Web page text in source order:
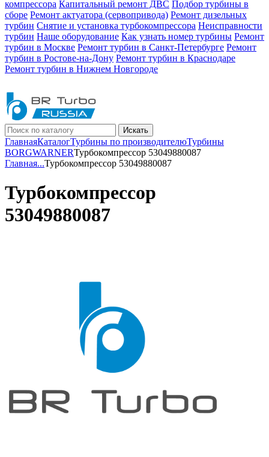
компрессора Капитальный ремонт ДВС Подбор турбины в
сборе Ремонт актуатора (сервопривода) Ремонт дизельных
турбин Снятие и установка турбокомпрессора Неисправности
турбин Наше оборудование Как узнать номер турбины Ремонт
турбин в Москве Ремонт турбин в Санкт-Петербурге Ремонт
турбин в Ростове-на-Дону Ремонт турбин в Краснодаре
Ремонт турбин в Нижнем Новгороде
Искать
ГлавнаяКаталогТурбины по производителюТурбины
BORGWARNERТурбокомпрессор 53049880087
Главная...Турбокомпрессор 53049880087
Турбокомпрессор
53049880087